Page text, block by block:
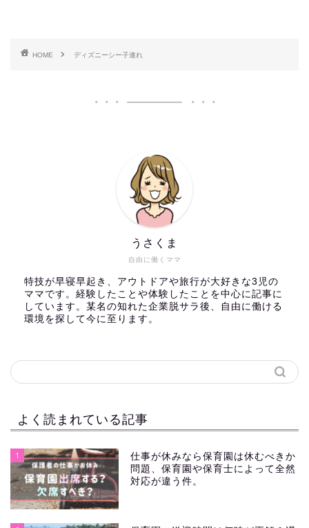
HOME ディズニーシー子連れ
自由に働くママ
うさくま
特技が早寝早起き、アウトドアや旅行が大好きな3児の
ママです。経験したことや体験したことを中心に記事に
しています。某名の知れた企業脱サラ後、自由に働ける
環境を探して今に至ります。
よく読まれている記事
1
仕事が休みなら保育園は休むべきか
問題、保育園や保育士によって全然
対応が違う件。